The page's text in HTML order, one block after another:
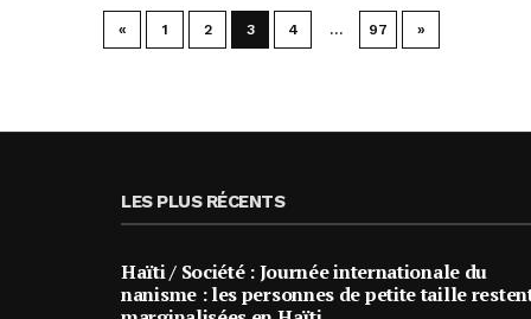
« 1 2 3 4 … 97 »
LES PLUS RÉCENTS
Haïti / Société : Journée internationale du
nanisme : les personnes de petite taille